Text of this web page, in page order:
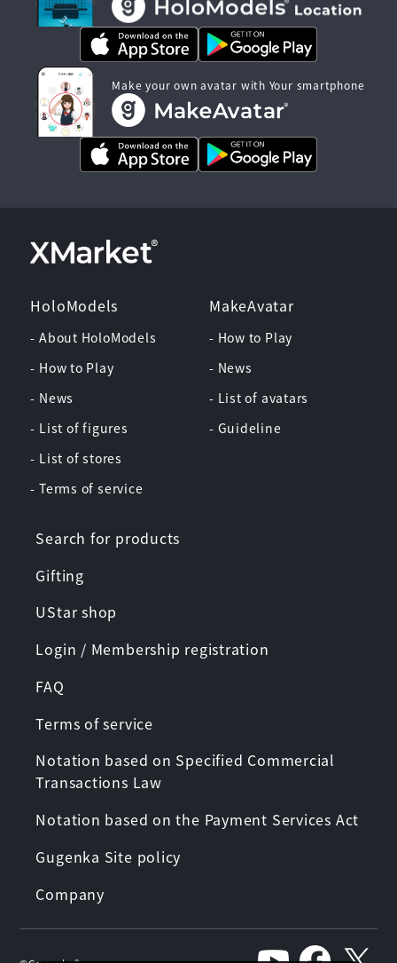
Make your own avatar with Your smartphone
HoloModels
- About HoloModels
- How to Play
- News
- List of figures
- List of stores
- Terms of service
MakeAvatar
- How to Play
- News
- List of avatars
- Guideline
Search for products
Gifting
UStar shop
Login / Membership registration
FAQ
Terms of service
Notation based on Specified Commercial
Transactions Law
Notation based on the Payment Services Act
Gugenka Site policy
Company